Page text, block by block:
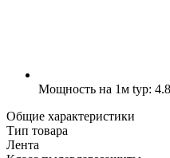
Мощность на 1м typ:
Общие характеристики
Тип товара
Лента